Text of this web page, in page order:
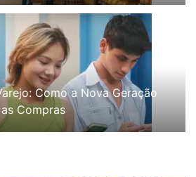
Como a Nova Geração
Compras